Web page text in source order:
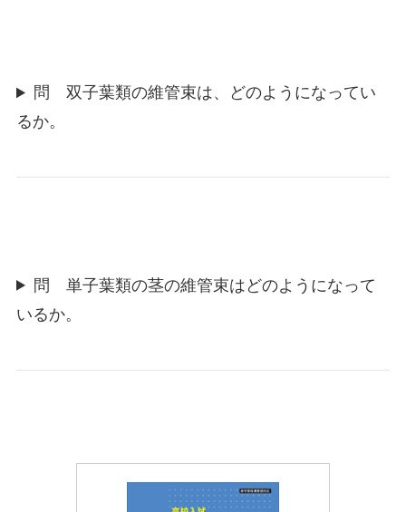
問 双子葉類の維管束は、どのようになってい
るか。
問 単子葉類の茎の維管束はどのようになって
いるか。